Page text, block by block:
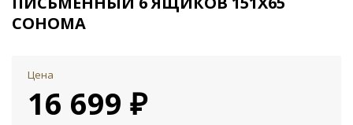
СОНОМА
Цена
16 699 ₽